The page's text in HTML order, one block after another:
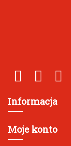
Informacja
Moje konto